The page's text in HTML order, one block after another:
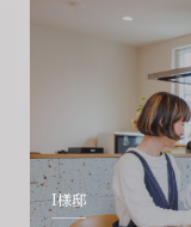
I様邸